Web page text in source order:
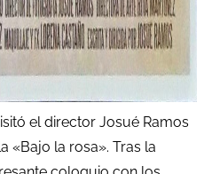
el director Josué Ramos
«Bajo la rosa». Tras la